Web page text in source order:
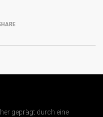
geprägt durch eine